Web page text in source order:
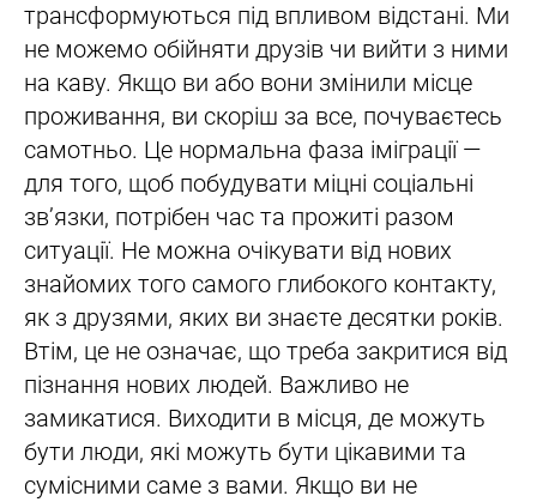
трансформуються під впливом відстані. Ми
не можемо обійняти друзів чи вийти з ними
на каву. Якщо ви або вони змінили місце
проживання, ви скоріш за все, почуваєтесь
самотньо. Це нормальна фаза іміграції —
для того, щоб побудувати міцні соціальні
зв’язки, потрібен час та прожиті разом
ситуації. Не можна очікувати від нових
знайомих того самого глибокого контакту,
як з друзями, яких ви знаєте десятки років.
Втім, це не означає, що треба закритися від
пізнання нових людей. Важливо не
замикатися. Виходити в місця, де можуть
бути люди, які можуть бути цікавими та
сумісними саме з вами. Якщо ви не